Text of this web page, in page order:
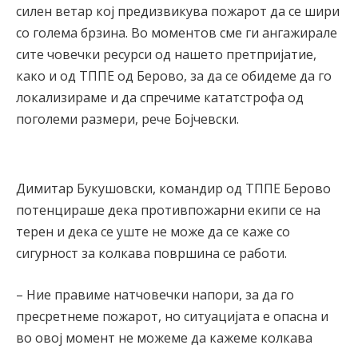
силен ветар кој предизвикува пожарот да се шири
со голема брзина. Во моментов сме ги ангажирале
сите човечки ресурси од нашето претпријатие,
како и од ТППЕ од Берово, за да се обидеме да го
локализираме и да спречиме кататстрофа од
поголеми размери, рече Бојчевски.
Димитар Букушовски, командир од ТППЕ Берово
потенцираше дека противпожарни екипи се на
терен и дека се уште не може да се каже со
сигурност за колкава површина се работи.
– Ние правиме натчовечки напори, за да го
пресретнеме пожарот, но ситуацијата е опасна и
во овој момент не можеме да кажеме колкава